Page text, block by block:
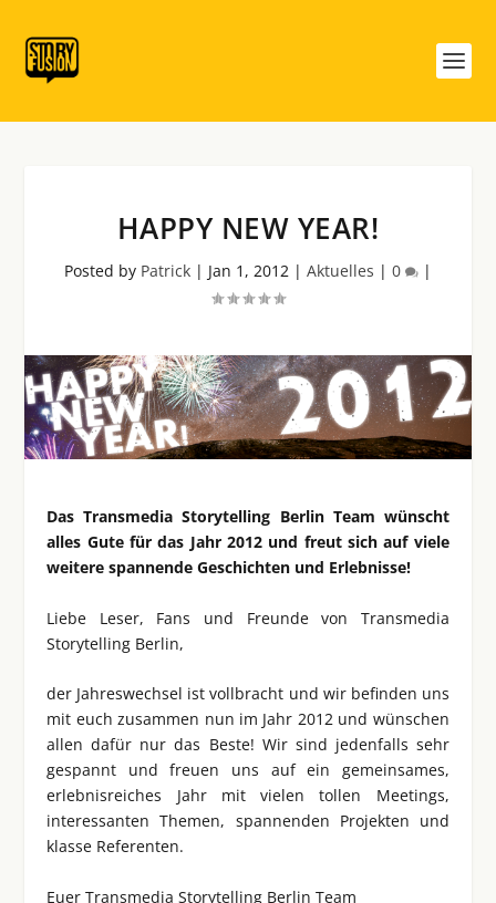
HAPPY NEW YEAR!
Posted by Patrick | Jan 1, 2012 | Aktuelles | 0 |
Das Transmedia Storytelling Berlin Team wünscht
alles Gute für das Jahr 2012 und freut sich auf viele
weitere spannende Geschichten und Erlebnisse!
Liebe Leser, Fans und Freunde von Transmedia
Storytelling Berlin,
der Jahreswechsel ist vollbracht und wir befinden uns
mit euch zusammen nun im Jahr 2012 und wünschen
allen dafür nur das Beste! Wir sind jedenfalls sehr
gespannt und freuen uns auf ein gemeinsames,
erlebnisreiches Jahr mit vielen tollen Meetings,
interessanten Themen, spannenden Projekten und
klasse Referenten.
Euer Transmedia Storytelling Berlin Team